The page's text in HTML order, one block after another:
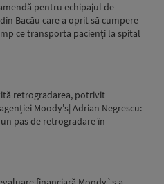
pentru echipajul de
Bacău care a oprit să cumpere
ce transporta pacienți la spital
retrogradarea, potrivit
Moody's| Adrian Negrescu:
pas de retrogradare în